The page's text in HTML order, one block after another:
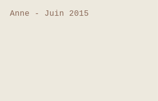
Anne - Juin 2015